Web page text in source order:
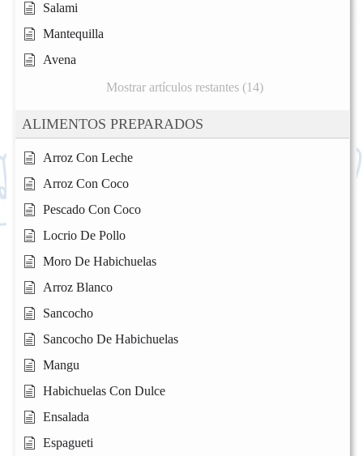
Salami
Mantequilla
Avena
Mostrar artículos restantes (14)
ALIMENTOS PREPARADOS
Arroz Con Leche
Arroz Con Coco
Pescado Con Coco
Locrio De Pollo
Moro De Habichuelas
Arroz Blanco
Sancocho
Sancocho De Habichuelas
Mangu
Habichuelas Con Dulce
Ensalada
Espagueti